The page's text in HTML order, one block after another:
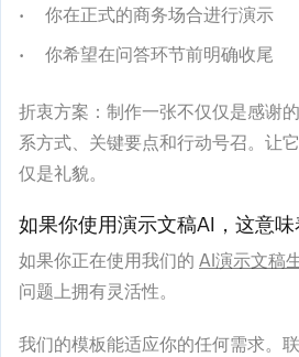
你在正式的商务场合进行演示
你希望在问答环节前明确收尾
折衷方案：制作一张不仅仅是感谢
系方式、关键要点和行动号召。让
仅是礼貌。
如果你使用演示文稿AI，这意味
如果你正在使用我们的 AI演示文稿
问题上拥有灵活性。
我们的模板能适应你的任何需求。